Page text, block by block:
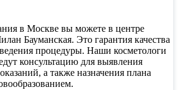
в Москве вы можете в центре
Бауманская. Это гарантия качества
процедуры. Наши косметологи
консультацию для выявления
а также назначения плана